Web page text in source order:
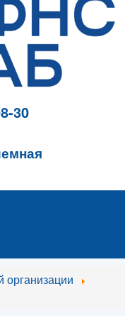
30
организации